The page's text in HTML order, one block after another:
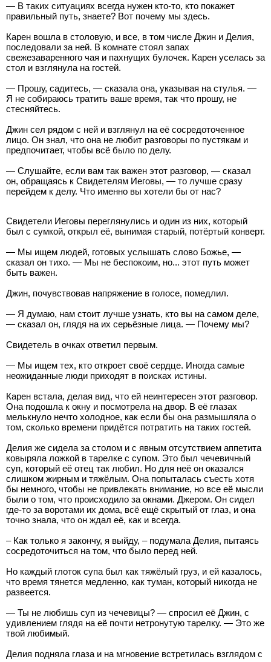
— В таких ситуациях всегда нужен кто-то, кто покажет
правильный путь, знаете? Вот почему мы здесь.
Карен вошла в столовую, и все, в том числе Джин и Делия,
последовали за ней. В комнате стоял запах
свежезаваренного чая и пахнущих булочек. Карен уселась за
стол и взглянула на гостей.
— Прошу, садитесь, — сказала она, указывая на стулья. —
Я не собираюсь тратить ваше время, так что прошу, не
стесняйтесь.
Джин сел рядом с ней и взглянул на её сосредоточенное
лицо. Он знал, что она не любит разговоры по пустякам и
предпочитает, чтобы всё было по делу.
— Слушайте, если вам так важен этот разговор, — сказал
он, обращаясь к Свидетелям Иеговы, — то лучше сразу
перейдем к делу. Что именно вы хотели бы от нас?
Свидетели Иеговы переглянулись и один из них, который
был с сумкой, открыл её, вынимая старый, потёртый конверт.
— Мы ищем людей, готовых услышать слово Божье, —
сказал он тихо. — Мы не беспокоим, но... этот путь может
быть важен.
Джин, почувствовав напряжение в голосе, помедлил.
— Я думаю, нам стоит лучше узнать, кто вы на самом деле,
— сказал он, глядя на их серьёзные лица. — Почему мы?
Свидетель в очках ответил первым.
— Мы ищем тех, кто откроет своё сердце. Иногда самые
неожиданные люди приходят в поисках истины.
Карен встала, делая вид, что ей неинтересен этот разговор.
Она подошла к окну и посмотрела на двор. В её глазах
мелькнуло нечто холодное, как если бы она размышляла о
том, сколько времени придётся потратить на таких гостей.
Делия же сидела за столом и с явным отсутствием аппетита
ковыряла ложкой в тарелке с супом. Это был чечевичный
суп, который её отец так любил. Но для неё он оказался
слишком жирным и тяжёлым. Она попыталась съесть хотя
бы немного, чтобы не привлекать внимание, но все её мысли
были о том, что происходило за окнами. Джером. Он сидел
где-то за воротами их дома, всё ещё скрытый от глаз, и она
точно знала, что он ждал её, как и всегда.
– Как только я закончу, я выйду, – подумала Делия, пытаясь
сосредоточиться на том, что было перед ней.
Но каждый глоток супа был как тяжёлый груз, и ей казалось,
что время тянется медленно, как туман, который никогда не
развеется.
— Ты не любишь суп из чечевицы? — спросил её Джин, с
удивлением глядя на её почти нетронутую тарелку. — Это же
твой любимый.
Делия подняла глаза и на мгновение встретилась взглядом с